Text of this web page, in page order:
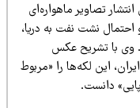
تصاویر ماهواره‌ای
نشت نفت به دریا،
تشریح عکس
لکه‌ها را «مربوط